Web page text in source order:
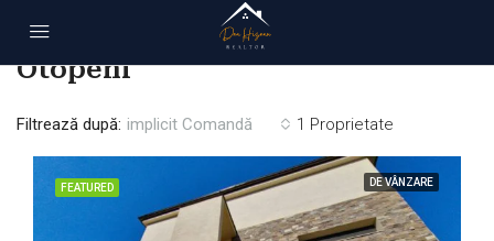
Acasă
Otopeni
1 Proprietate
Filtrează după: implicit Comandă
FEATURED DE VÂNZARE